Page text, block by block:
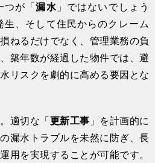
つが「漏水」ではないでしょう
、そして住民からのクレーム
ねるだけでなく、管理業務の負
築年数が経過した物件では、避
リスクを劇的に高める要因とな
適切な「更新工事 」を計画的に
漏水トラブルを未然に防ぎ、長
用を実現することが可能です。